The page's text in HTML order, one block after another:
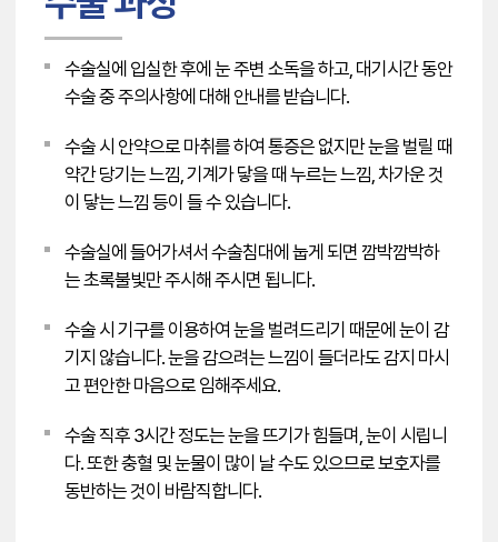
수술실에 입실한 후에 눈 주변 소독을 하고, 대기시간 동안
수술 중 주의사항에 대해 안내를 받습니다.
수술 시 안약으로 마취를 하여 통증은 없지만 눈을 벌릴 때
약간 당기는 느낌, 기계가 닿을 때 누르는 느낌, 차가운 것
이 닿는 느낌 등이 들 수 있습니다.
수술실에 들어가셔서 수술침대에 눕게 되면 깜박깜박하
는 초록불빛만 주시해 주시면 됩니다.
수술 시 기구를 이용하여 눈을 벌려드리기 때문에 눈이 감
기지 않습니다. 눈을 감으려는 느낌이 들더라도 감지 마시
고 편안한 마음으로 임해주세요.
수술 직후 3시간 정도는 눈을 뜨기가 힘들며, 눈이 시립니
다. 또한 충혈 및 눈물이 많이 날 수도 있으므로 보호자를
동반하는 것이 바람직합니다.